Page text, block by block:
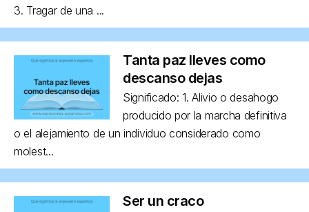
3. Tragar de una ...
Tanta paz lleves como
descanso dejas
Significado: 1. Alivio o desahogo
producido por la marcha definitiva
o el alejamiento de un individuo considerado como
molest...
Ser un craco